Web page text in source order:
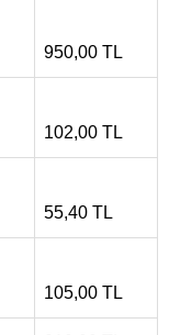
950,00 TL
102,00 TL
55,40 TL
105,00 TL